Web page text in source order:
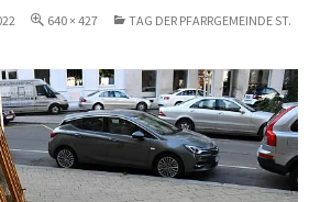
640 × 427
TAG DER PFARRGEMEINDE ST.